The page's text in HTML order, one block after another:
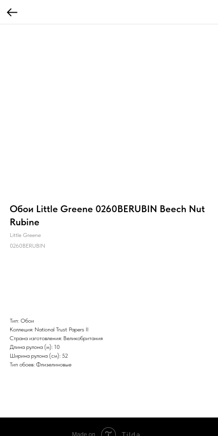
Обои Little Greene 0260BERUBIN Beech Nut
Rubine
Little Greene
0260BERUBIN
Тип: Обои
Коллеция: National Trust Papers II
Страна изготовления: Великобритания
Длина рулона (м): 10
Ширина рулона (см): 52
Тип обоев: Флизелиновые
Made on